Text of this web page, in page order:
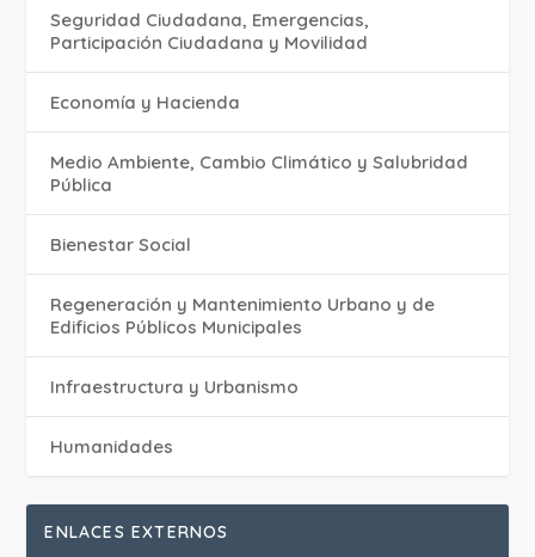
Seguridad Ciudadana, Emergencias,
Participación Ciudadana y Movilidad
Economía y Hacienda
Medio Ambiente, Cambio Climático y Salubridad
Pública
Bienestar Social
Regeneración y Mantenimiento Urbano y de
Edificios Públicos Municipales
Infraestructura y Urbanismo
Humanidades
ENLACES EXTERNOS